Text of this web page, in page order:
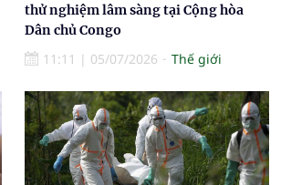
thử nghiệm lâm sàng tại Cộng hòa
Dân chủ Congo
11:11 | 05/07/2026 Thế giới